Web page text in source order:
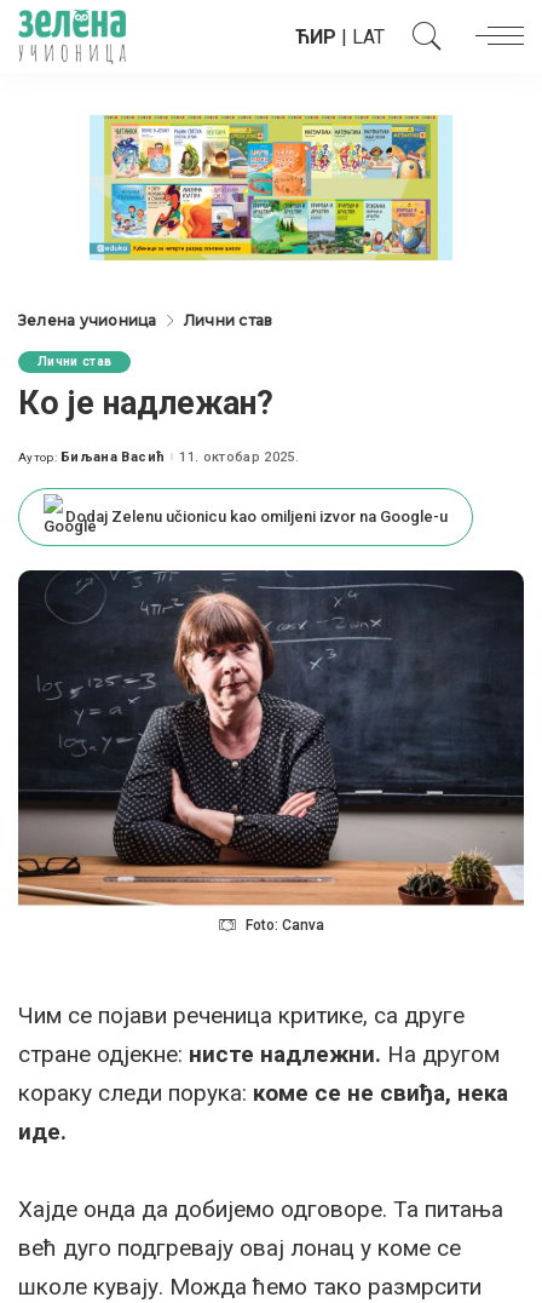
ЋИР | LAT
Зелена учионица Лични став
Лични став
Ко је надлежан?
Posted
Аутор: Биљана Васић 11. октобар 2025.
Dodaj Zelenu učionicu kao omiljeni izvor na Google-u
Foto: Canva
Чим се појави реченица критике, са друге
стране одјекне: нисте надлежни. На другом
кораку следи порука: коме се не свиђа, нека
иде.
Хајде онда да добијемо одговоре. Та питања
већ дуго подгревају овај лонац у коме се
школе кувају. Можда ћемо тако размрсити